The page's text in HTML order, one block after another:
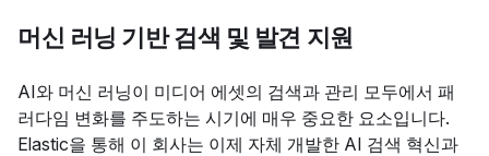
머신 러닝 기반 검색 및 발견 지원
AI와 머신 러닝이 미디어 에셋의 검색과 관리 모두에서 패
러다임 변화를 주도하는 시기에 매우 중요한 요소입니다.
Elastic을 통해 이 회사는 이제 자체 개발한 AI 검색 혁신과